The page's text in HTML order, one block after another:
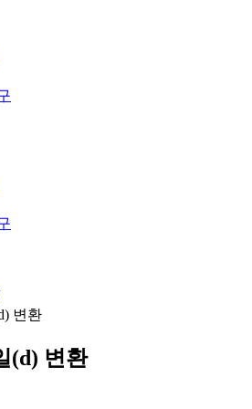
변환
(d) 변환